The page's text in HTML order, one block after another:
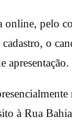
online, pelo
o
apresentação.
à Rua